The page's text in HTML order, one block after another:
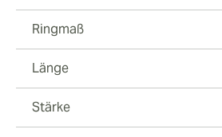
Ringmaß
Länge
Stärke